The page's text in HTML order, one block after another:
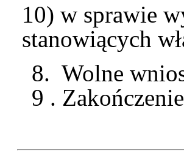
10) w sprawie
stanowiących
8. Wolne
9 .